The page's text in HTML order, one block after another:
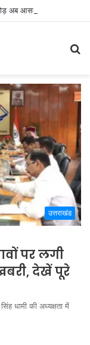
उत्तराखंड
पर लगी
देखें पूरे
धामी की अध्यक्षता में